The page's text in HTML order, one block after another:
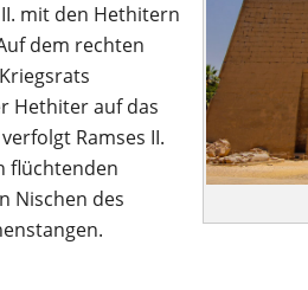
mit den Hethitern
dem rechten
Hethiter auf das
Ramses II.
flüchtenden
Nischen des